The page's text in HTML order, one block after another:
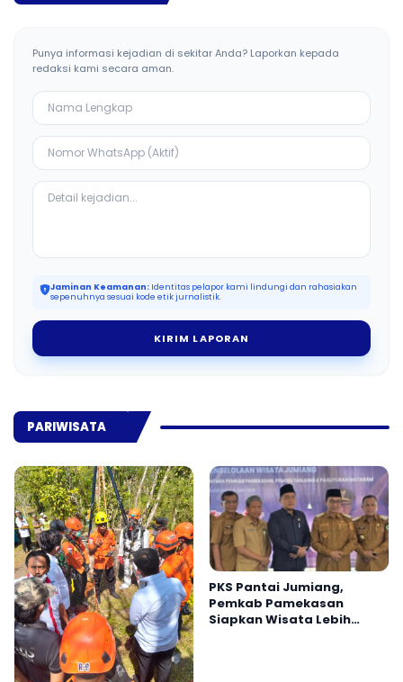
Punya informasi kejadian di sekitar Anda? Laporkan kepada
redaksi kami secara aman.
Jaminan Keamanan: Identitas pelapor kami lindungi dan rahasiakan
sepenuhnya sesuai kode etik jurnalistik.
KIRIM LAPORAN
PARIWISATA
PKS Pantai Jumiang,
Pemkab Pamekasan
Siapkan Wisata Lebih